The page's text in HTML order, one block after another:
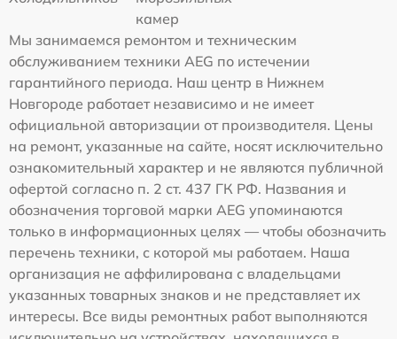
камер
Мы занимаемся ремонтом и техническим
обслуживанием техники AEG по истечении
гарантийного периода. Наш центр в Нижнем
Новгороде работает независимо и не имеет
официальной авторизации от производителя. Цены
на ремонт, указанные на сайте, носят исключительно
ознакомительный характер и не являются публичной
офертой согласно п. 2 ст. 437 ГК РФ. Названия и
обозначения торговой марки AEG упоминаются
только в информационных целях — чтобы обозначить
перечень техники, с которой мы работаем. Наша
организация не аффилирована с владельцами
указанных товарных знаков и не представляет их
интересы. Все виды ремонтных работ выполняются